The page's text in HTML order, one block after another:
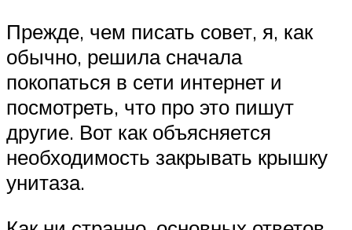
Прежде, чем писать совет, я, как
обычно, решила сначала
покопаться в сети интернет и
посмотреть, что про это пишут
другие. Вот как объясняется
необходимость закрывать крышку
унитаза.